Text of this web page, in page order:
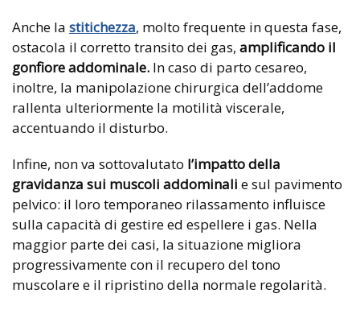
Anche la stitichezza, molto frequente in questa fase,
ostacola il corretto transito dei gas, amplificando il
gonfiore addominale. In caso di parto cesareo,
inoltre, la manipolazione chirurgica dell’addome
rallenta ulteriormente la motilità viscerale,
accentuando il disturbo.
Infine, non va sottovalutato l’impatto della
gravidanza sui muscoli addominali e sul pavimento
pelvico: il loro temporaneo rilassamento influisce
sulla capacità di gestire ed espellere i gas. Nella
maggior parte dei casi, la situazione migliora
progressivamente con il recupero del tono
muscolare e il ripristino della normale regolarità.